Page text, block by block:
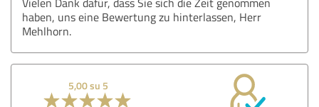
haben, uns eine Bewertung zu hinterlassen, Herr
Mehlhorn.
5,00 su 5